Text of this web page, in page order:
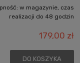
w magazynie, czas
realizacji do 48 godzin
179,00 zł
DO KOSZYKA